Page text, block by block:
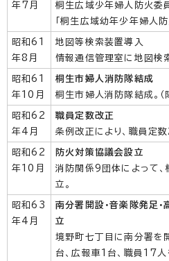
年7月
桐生広域少年婦人防火委
「桐生広域幼年少年婦人
昭和61
年8月
地図等検索装置導入
情報通信管理室に地図検
昭和61
年10月
桐生市婦人消防隊結成
桐生市婦人消防隊結成。
昭和62
年4月
職員定数改正
条例改正により、職員定
昭和62
年10月
防火対策協議会設立
消防関係9団体によって
立。
昭和63
年4月
南分署開設・音楽隊発足
立
境野町七丁目に南分署を
台、広報車1台、職員17人